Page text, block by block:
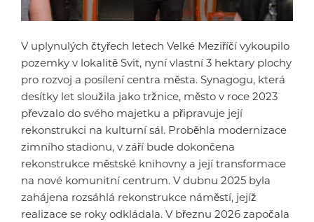
V uplynulých čtyřech letech Velké Meziříčí vykoupilo
pozemky v lokalitě Svit, nyní vlastní 3 hektary plochy
pro rozvoj a posílení centra města. Synagogu, která
desítky let sloužila jako tržnice, město v roce 2023
převzalo do svého majetku a připravuje její
rekonstrukci na kulturní sál. Proběhla modernizace
zimního stadionu, v září bude dokončena
rekonstrukce městské knihovny a její transformace
na nové komunitní centrum. V dubnu 2025 byla
zahájena rozsáhlá rekonstrukce náměstí, jejíž
realizace se roky odkládala. V březnu 2026 započala